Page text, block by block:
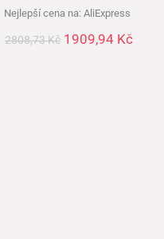
Nejlepší cena na: AliExpress
2808,73Kč 1909,94 Kč